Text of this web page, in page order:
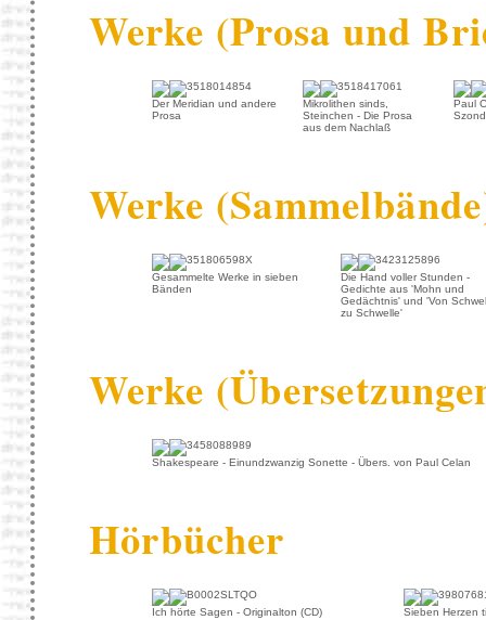
Werke (Prosa und
Der Meridian und andere
Prosa
Mikrolithen sinds,
Steinchen - Die Prosa
aus dem Nachlaß
Paul
Werke
Gesammelte Werke in sieben
Bänden
Die Hand voller Stunden -
Gedichte aus 'Mohn und
Gedächtnis' und 'Von
zu Schwelle'
Werke
Shakespeare - Einundzwanzig Sonette - Übers. von Paul Celan
Hörbücher
Ich hörte Sagen - Originalton (CD) Sieben Herzen